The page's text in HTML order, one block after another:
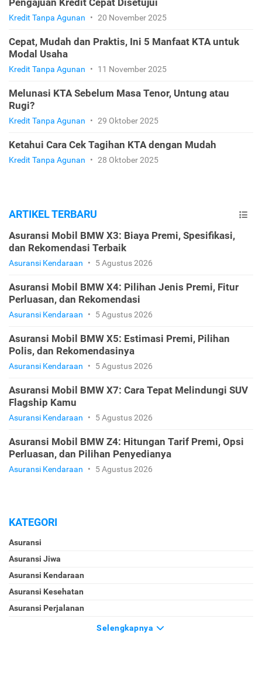
Kredit Tanpa Agunan • 20 November 2025
Cepat, Mudah dan Praktis, Ini 5 Manfaat KTA untuk
Modal Usaha
Kredit Tanpa Agunan • 11 November 2025
Melunasi KTA Sebelum Masa Tenor, Untung atau
Rugi?
Kredit Tanpa Agunan • 29 Oktober 2025
Ketahui Cara Cek Tagihan KTA dengan Mudah
Kredit Tanpa Agunan • 28 Oktober 2025
ARTIKEL TERBARU
Asuransi Mobil BMW X3: Biaya Premi, Spesifikasi,
dan Rekomendasi Terbaik
Asuransi Kendaraan • 5 Agustus 2026
Asuransi Mobil BMW X4: Pilihan Jenis Premi, Fitur
Perluasan, dan Rekomendasi
Asuransi Kendaraan • 5 Agustus 2026
Asuransi Mobil BMW X5: Estimasi Premi, Pilihan
Polis, dan Rekomendasinya
Asuransi Kendaraan • 5 Agustus 2026
Asuransi Mobil BMW X7: Cara Tepat Melindungi SUV
Flagship Kamu
Asuransi Kendaraan • 5 Agustus 2026
Asuransi Mobil BMW Z4: Hitungan Tarif Premi, Opsi
Perluasan, dan Pilihan Penyedianya
Asuransi Kendaraan • 5 Agustus 2026
KATEGORI
Asuransi
Asuransi Jiwa
Asuransi Kendaraan
Asuransi Kesehatan
Asuransi Perjalanan
Selengkapnya